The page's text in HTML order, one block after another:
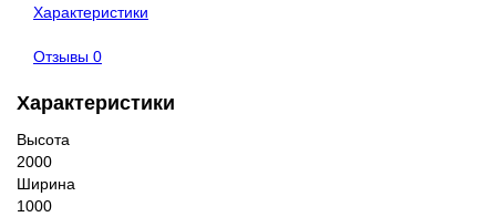
Характеристики
Отзывы 0
Характеристики
Высота
2000
Ширина
1000